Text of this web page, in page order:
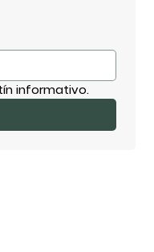
informativo.